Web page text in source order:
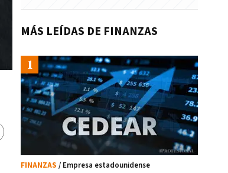
MÁS LEÍDAS DE FINANZAS
FINANZAS / Empresa estadounidense